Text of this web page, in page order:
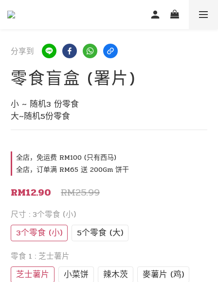
分享到
零食盲盒 (署片)
小 ~ 随机3 份零食
大~随机5份零食
全店，免运费 RM100 (只有西马)
全店，订单满 RM65 送 200Gm 饼干
RM25.99
RM12.90
尺寸 : 3个零食 (小)
3个零食 (小) 5个零食 (大)
零食 1 : 芝士薯片
芝士薯片 小菜饼 辣木茨
麥薯片 (鸡)